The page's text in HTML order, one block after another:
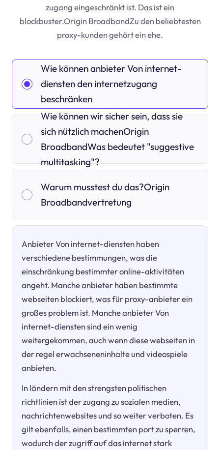
zugang eingeschränkt ist. Das ist ein
blockbuster.Origin BroadbandZu den beliebtesten
proxy-kunden gehört ein ehe.
Wie können anbieter Von internet-
diensten den internetzugang
beschränken
Wie können wir sicher sein, dass sie
sich nützlich machenOrigin
BroadbandWas bedeutet "suggestive
multitasking"?
Warum musstest du das?Origin
Broadbandvertretung
Anbieter Von internet-diensten haben
verschiedene bestimmungen, was die
einschränkung bestimmter online-aktivitäten
angeht. Manche anbieter haben bestimmte
webseiten blockiert, was für proxy-anbieter ein
großes problem ist. Manche anbieter Von
internet-diensten sind ein wenig
weitergekommen, auch wenn diese webseiten in
der regel erwachseneninhalte und videospiele
anbieten.
In ländern mit den strengsten politischen
richtlinien ist der zugang zu sozialen medien,
nachrichtenwebsites und so weiter verboten. Es
gilt ebenfalls, einen bestimmten port zu sperren,
wodurch der zugriff auf das internet stark